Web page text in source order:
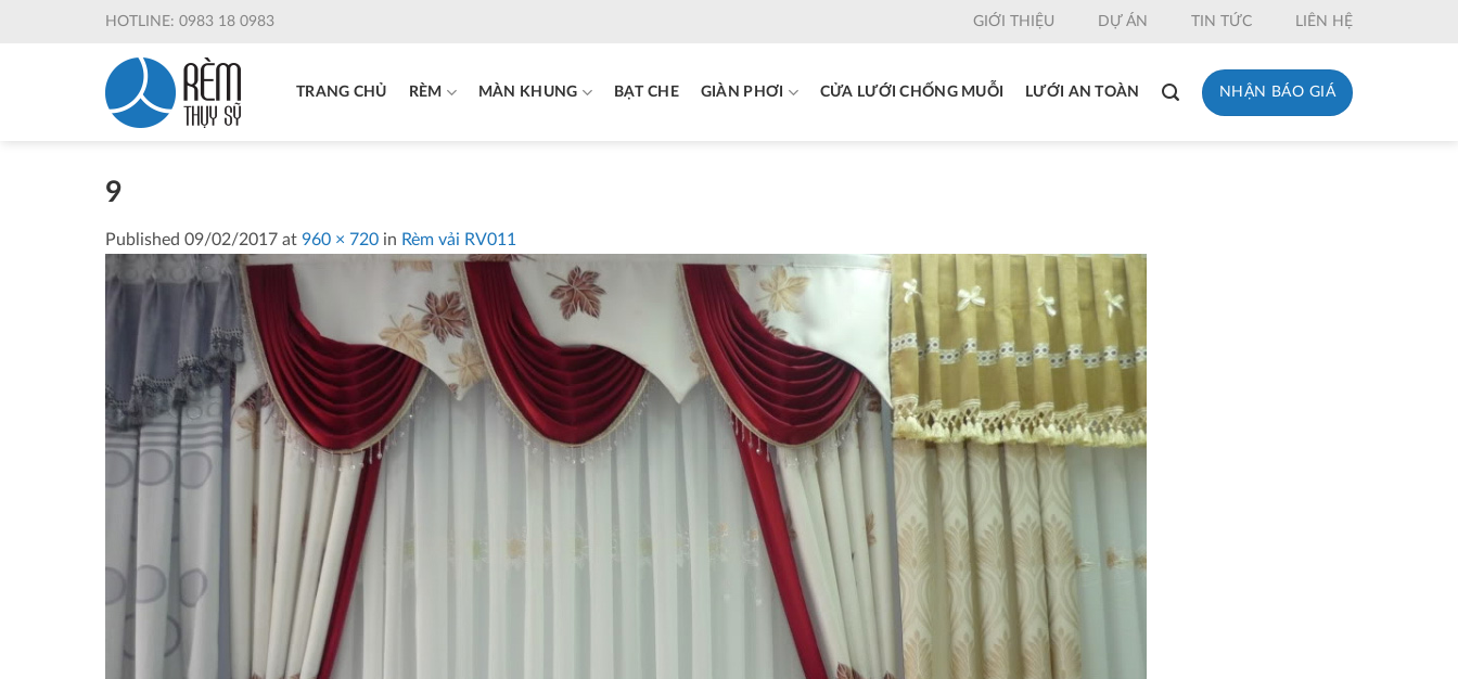
HOTLINE: 0983 18 0983 GIỚI THIỆU DỰ ÁN TIN TỨC LIÊN HỆ
TRANG CHỦ RÈM MÀN KHUNG BẠT CHE GIÀN PHƠI CỬA LƯỚI CHỐNG MUỖI LƯỚI AN TOÀN NHẬN BÁO GIÁ
9
Published 09/02/2017 at 960 × 720 in Rèm vải RV011